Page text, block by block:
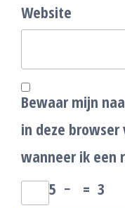
Website
Bewaar mijn
in deze
wanneer ik een
5 − = 3